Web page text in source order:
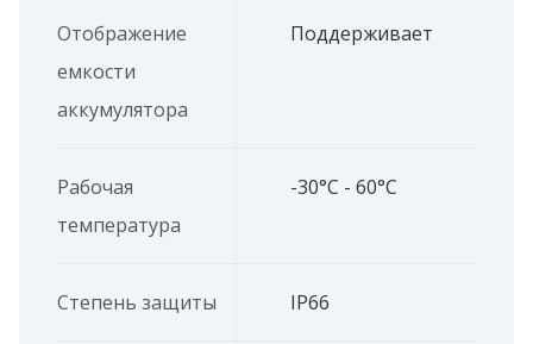
Отображение
емкости
аккумулятора
Поддерживает
Рабочая
температура
-30°C - 60°C
Степень защиты IP66